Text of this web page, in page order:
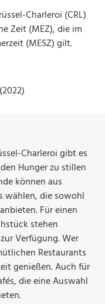
Charleroi (CRL)
Zeit (MEZ), die im
(MESZ) gilt.
Charleroi gibt es
Hunger zu stillen
können aus
wählen, die sowohl
Für einen
stehen
Verfügung. Wer
Restaurants
genießen. Auch für
die eine Auswahl